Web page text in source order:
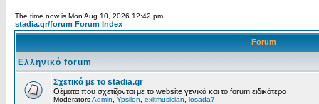
The time now is Mon Aug 10, 2026 12:42 pm
stadia.gr/forum Forum Index
Forum
Ελληνικό forum
Σχετικά με το stadia.gr
Θέματα που σχετίζονται με το website γενικά και το forum ειδικότερα
ModeratorsAdmin Ypsilon exitmusician losada7